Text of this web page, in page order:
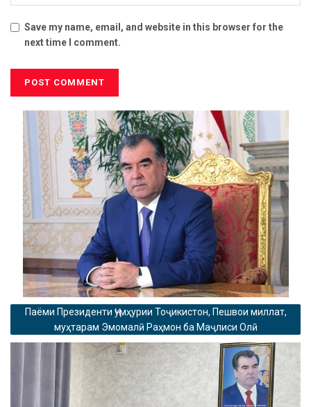
Save my name, email, and website in this browser for the
next time I comment.
Паёми Президенти Ҷумҳурии Тоҷикистон, Пешвои миллат,
муҳтарам Эмомалӣ Раҳмон ба Маҷлиси Олӣ